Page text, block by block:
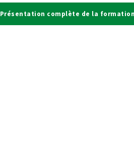
Présentation complète de la formation